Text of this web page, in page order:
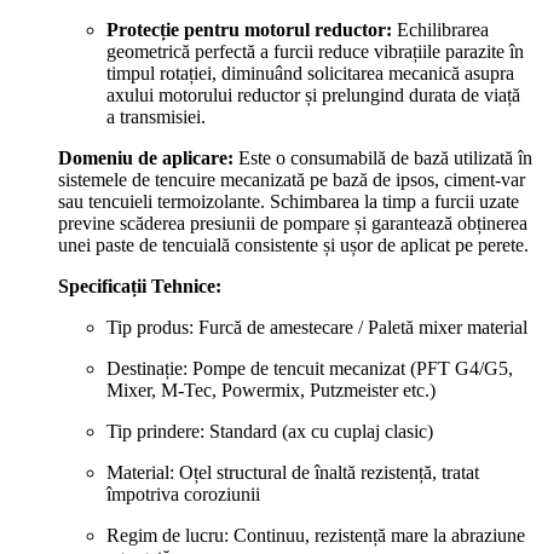
Protecție pentru motorul reductor: Echilibrarea
geometrică perfectă a furcii reduce vibrațiile parazite în
timpul rotației, diminuând solicitarea mecanică asupra
axului motorului reductor și prelungind durata de viață
a transmisiei.
Domeniu de aplicare: Este o consumabilă de bază utilizată în
sistemele de tencuire mecanizată pe bază de ipsos, ciment-var
sau tencuieli termoizolante. Schimbarea la timp a furcii uzate
previne scăderea presiunii de pompare și garantează obținerea
unei paste de tencuială consistente și ușor de aplicat pe perete.
Specificații Tehnice:
Tip produs: Furcă de amestecare / Paletă mixer material
Destinație: Pompe de tencuit mecanizat (PFT G4/G5,
Mixer, M-Tec, Powermix, Putzmeister etc.)
Tip prindere: Standard (ax cu cuplaj clasic)
Material: Oțel structural de înaltă rezistență, tratat
împotriva coroziunii
Regim de lucru: Continuu, rezistență mare la abraziune